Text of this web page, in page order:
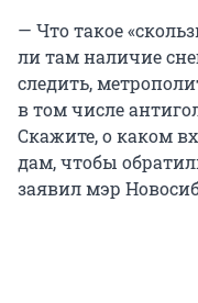
— Что такое
ли там наличие
следить,
в том числе
Скажите, о каком
дам, чтобы
заявил мэр